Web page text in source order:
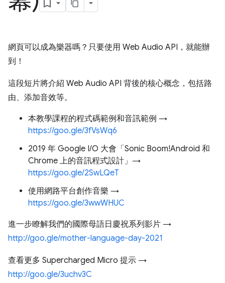
網頁可以成為樂器嗎？只要使用 Web Audio API，就能辦
到！
這段短片將介紹 Web Audio API 背後的核心概念，包括路
由、添加音效等。
本教學課程的程式碼範例和音訊範例 →
https://goo.gle/3fVsWq6
2019 年 Google I/O 大會「Sonic Boom!Android 和
Chrome 上的音訊程式設計」→
https://goo.gle/2SwLQeT
使用網路平台創作音樂 →
https://goo.gle/3wwWHUC
進一步瞭解我們的國際母語日慶祝系列影片 →
http://goo.gle/mother-language-day-2021
查看更多 Supercharged Micro 提示 →
http://goo.gle/3uchv3C